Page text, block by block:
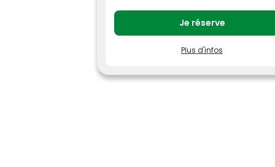
Je réserve
Bénéficiez de tarifs avantageux, en
Tarif Adulte (12 ans et plus) : à partir de
Plus d'infos